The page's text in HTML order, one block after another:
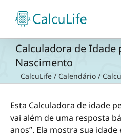
para
conteúdo
Calculadora de Idade
Nascimento
CalcuLife / Calendário /
Esta Calculadora de idade
vai além de uma resposta
anos”. Ela mostra sua